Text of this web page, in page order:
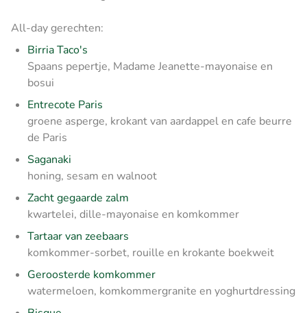
All-day gerechten:
Birria Taco's
Spaans pepertje, Madame Jeanette-mayonaise en
bosui
Entrecote Paris
groene asperge, krokant van aardappel en cafe beurre
de Paris
Saganaki
honing, sesam en walnoot
Zacht gegaarde zalm
kwartelei, dille-mayonaise en komkommer
Tartaar van zeebaars
komkommer-sorbet, rouille en krokante boekweit
Geroosterde komkommer
watermeloen, komkommergranite en yoghurtdressing